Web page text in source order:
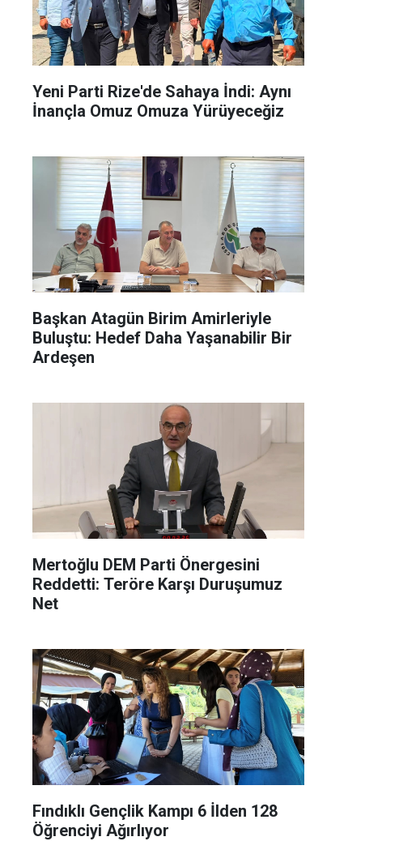
Yeni Parti Rize'de Sahaya İndi: Aynı
İnançla Omuz Omuza Yürüyeceğiz
Başkan Atagün Birim Amirleriyle
Buluştu: Hedef Daha Yaşanabilir Bir
Ardeşen
Mertoğlu DEM Parti Önergesini
Reddetti: Teröre Karşı Duruşumuz
Net
Fındıklı Gençlik Kampı 6 İlden 128
Öğrenciyi Ağırlıyor